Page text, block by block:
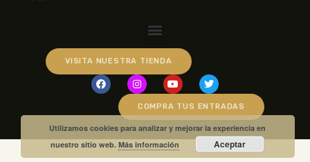
VISITA NUESTRA TIENDA
COMPRA TUS ENTRADAS
Utilizamos cookies para analizar y mejorar la experiencia en
nuestro sitio web.Más información Aceptar